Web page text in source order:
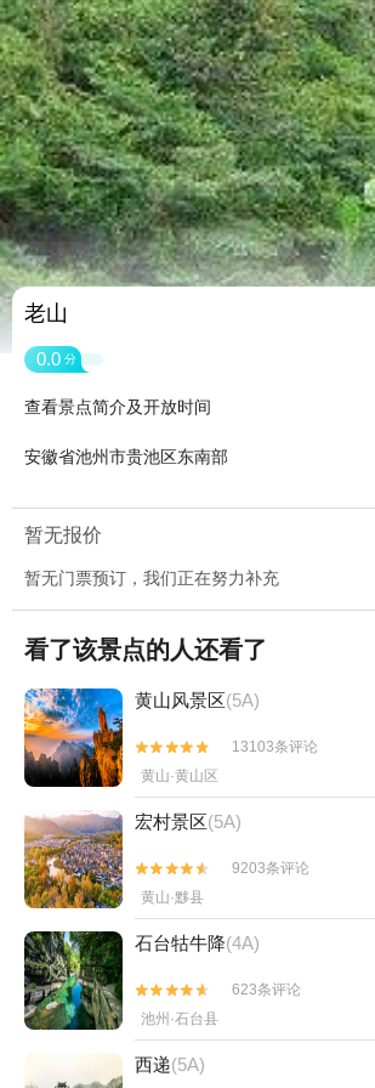
老山
0.0 分
查看景点简介及开放时间
安徽省池州市贵池区东南部
暂无报价
暂无门票预订，我们正在努力补充
看了该景点的人还看了
黄山风景区(5A)


13103条评论
黄山·黄山区
宏村景区(5A)


9203条评论
黄山·黟县
石台牯牛降(4A)


623条评论
池州·石台县
西递(5A)